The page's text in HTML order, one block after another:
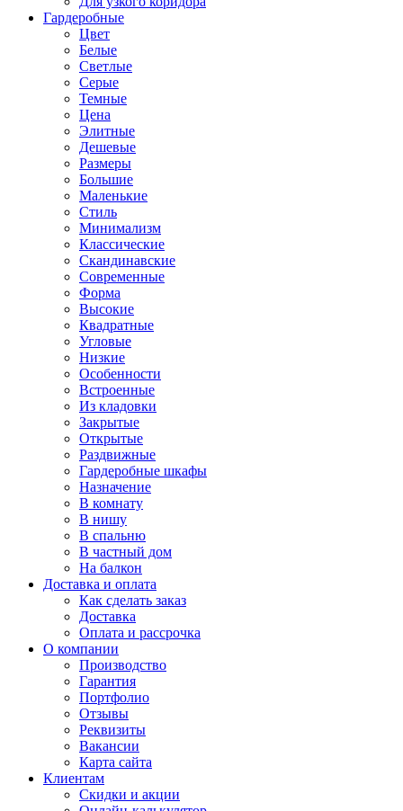
Гардеробные
Цвет
Белые
Светлые
Серые
Темные
Цена
Элитные
Дешевые
Размеры
Большие
Маленькие
Стиль
Минимализм
Классические
Скандинавские
Современные
Форма
Высокие
Квадратные
Угловые
Низкие
Особенности
Встроенные
Из кладовки
Закрытые
Открытые
Раздвижные
Гардеробные шкафы
Назначение
В комнату
В нишу
В спальню
В частный дом
На балкон
Доставка и оплата
Как сделать заказ
Доставка
Оплата и рассрочка
О компании
Производство
Гарантия
Портфолио
Отзывы
Реквизиты
Вакансии
Карта сайта
Клиентам
Скидки и акции